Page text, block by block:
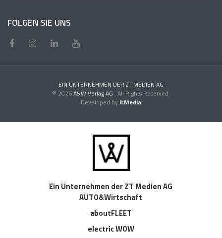
FOLGEN SIE UNS
EIN UNTERNEHMEN DER ZT MEDIEN AG
© 2026A&W Verlag AG . All Rights Reserved.
Developed by itMedia
Ein Unternehmen der ZT Medien AG
AUTO&Wirtschaft
aboutFLEET
electric WOW